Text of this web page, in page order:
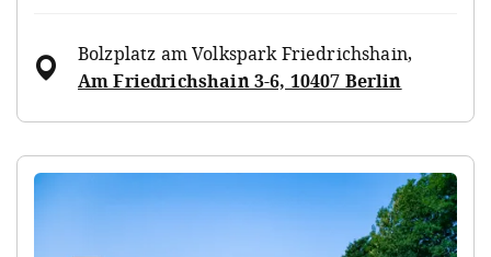
Bolzplatz am Volkspark Friedrichshain,
Am Friedrichshain 3-6, 10407 Berlin